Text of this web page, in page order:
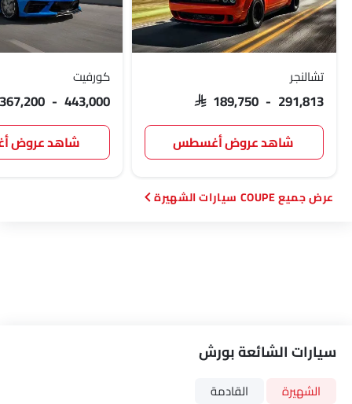
تشالنجر
SAR 189,750 - 291,813
شاهد عروض أغسطس
كورفيت
367,200 - 443,000
شاهد عروض
COUPE سيارات الشهيرة
سيارات الشائعة بورش
الشهيرة القادمة